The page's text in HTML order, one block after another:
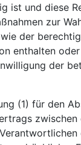
ist und diese
zur
der
enthalten
der
(1) für den